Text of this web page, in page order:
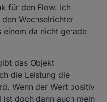
für den Flow. Ich
Wechselrichter
einem da nicht gerade
das Objekt
die Leistung die
Wenn der Wert positiv
ist doch dann auch mein